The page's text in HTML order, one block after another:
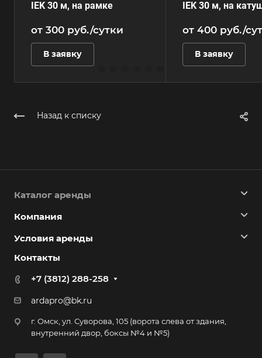
IEK 30 м, на рамке
от 300 руб./сутки
В заявку
IEK 30 м, на
от 400 руб./
В заявку
Назад к списку
Каталог аренды
Компания
Условия аренды
Контакты
+7 (3812) 288-258
ardapro@bk.ru
г. Омск, ул. Суворова, 105 (ворота слева от здания,
внутренний двор, боксы №4 и №5)